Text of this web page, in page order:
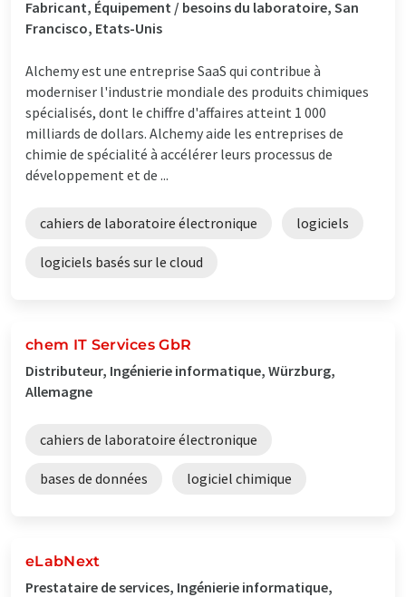
Fabricant, Équipement / besoins du laboratoire, San
Francisco, Etats-Unis
Alchemy est une entreprise SaaS qui contribue à
moderniser l'industrie mondiale des produits chimiques
spécialisés, dont le chiffre d'affaires atteint 1 000
milliards de dollars. Alchemy aide les entreprises de
chimie de spécialité à accélérer leurs processus de
développement et de ...
cahiers de laboratoire électronique logiciels
logiciels basés sur le cloud
chem IT Services GbR
Distributeur, Ingénierie informatique, Würzburg,
Allemagne
cahiers de laboratoire électronique
bases de données logiciel chimique
eLabNext
Prestataire de services, Ingénierie informatique,